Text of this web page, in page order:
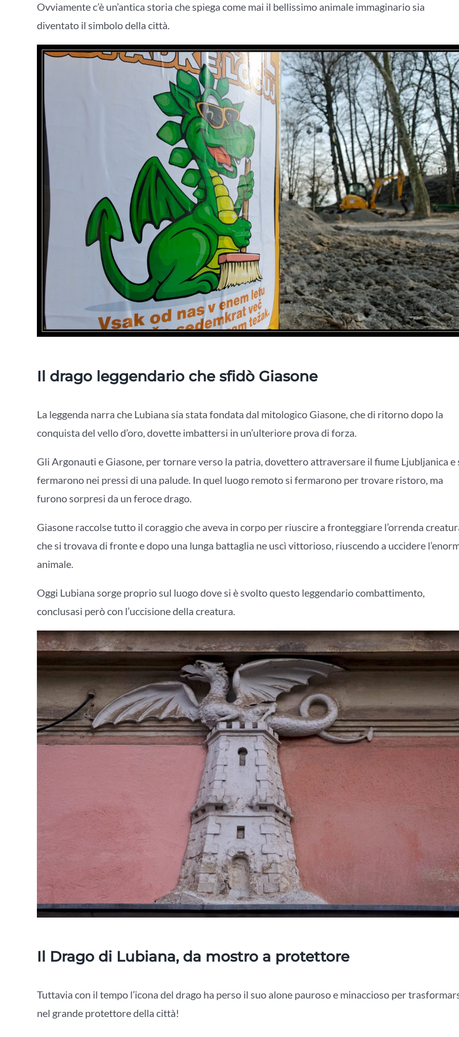
Ovviamente c’è un’antica storia che spiega come mai il bellissimo animale immaginario sia
diventato il simbolo della città.
Il drago leggendario che sfidò Giasone
La leggenda narra che Lubiana sia stata fondata dal mitologico Giasone, che di ritorno dopo la
conquista del vello d’oro, dovette imbattersi in un’ulteriore prova di forza.
Gli Argonauti e Giasone, per tornare verso la patria, dovettero attraversare il fiume Ljubljanica e
fermarono nei pressi di una palude. In quel luogo remoto si fermarono per trovare ristoro, ma
furono sorpresi da un feroce drago.
Giasone raccolse tutto il coraggio che aveva in corpo per riuscire a fronteggiare l’orrenda
che si trovava di fronte e dopo una lunga battaglia ne uscì vittorioso, riuscendo a uccidere
animale.
Oggi Lubiana sorge proprio sul luogo dove si è svolto questo leggendario combattimento,
conclusasi però con l’uccisione della creatura.
Il Drago di Lubiana, da mostro a protettore
Tuttavia con il tempo l’icona del drago ha perso il suo alone pauroso e minaccioso per
nel grande protettore della città!